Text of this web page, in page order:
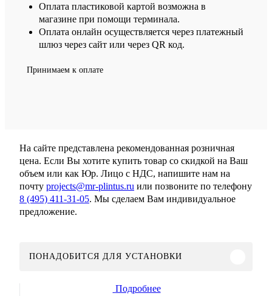
Оплата пластиковой картой возможна в
магазине при помощи терминала.
Оплата онлайн осуществляется через платежный
шлюз через сайт или через QR код.
Принимаем к оплате
На сайте представлена рекомендованная розничная
цена. Если Вы хотите купить товар со скидкой на Ваш
объем или как Юр. Лицо с НДС, напишите нам на
почту projects@mr-plintus.ru или позвоните по телефону
8 (495) 411-31-05. Мы сделаем Вам индивидуальное
предложение.
ПОНАДОБИТСЯ ДЛЯ УСТАНОВКИ
Подробнее